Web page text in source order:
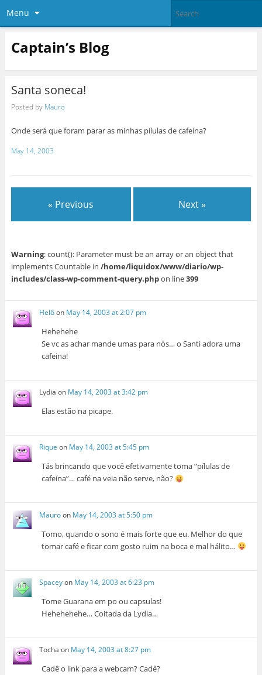
Menu
Captain’s Blog
Santa soneca!
Posted by Mauro
Onde será que foram parar as minhas pílulas de cafeína?
May 14, 2003
« Previous Next »
Warning: count(): Parameter must be an array or an object that
implements Countable in /home/liquidox/www/diario/wp-
includes/class-wp-comment-query.phpon line399
Helôon May 14, 2003 at 2:07 pm
Hehehehe
Se vc as achar mande umas para nós… o Santi adora uma
cafeina!
Lydia on May 14, 2003 at 3:42 pm
Elas estão na picape.
Rique on May 14, 2003 at 5:45 pm
Tás brincando que você efetivamente toma “pílulas de
cafeína”… café na veia não serve, não?
Mauroon May 14, 2003 at 5:50 pm
Tomo, quando o sono é mais forte que eu. Melhor do que
tomar café e ficar com gosto ruim na boca e mal hálito…
Spaceyon May 14, 2003 at 6:23 pm
Tome Guarana em po ou capsulas!
Hehehehehe… Coitada da Lydia…
Tocha on May 14, 2003 at 8:27 pm
Cadê o link para a webcam? Cadê?